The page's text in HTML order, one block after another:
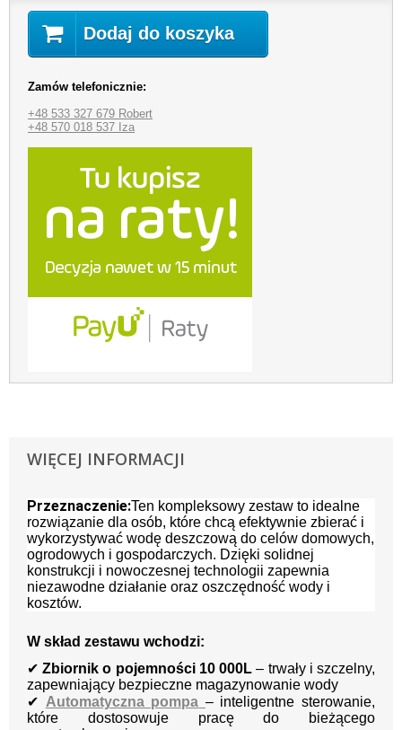
Dodaj do koszyka
Zamów telefonicznie:
+48 533 327 679 Robert
+48 570 018 537 Iza
WIĘCEJ INFORMACJI
Przeznaczenie:Ten kompleksowy zestaw to idealne
rozwiązanie dla osób, które chcą efektywnie zbierać i
wykorzystywać wodę deszczową do celów domowych,
ogrodowych i gospodarczych. Dzięki solidnej
konstrukcji i nowoczesnej technologii zapewnia
niezawodne działanie oraz oszczędność wody i
kosztów.
W skład zestawu wchodzi:
✔Zbiornik o pojemności 10 000L – trwały i szczelny,
zapewniający bezpieczne magazynowanie wody
✔ Automatyczna pompa – inteligentne sterowanie,
które dostosowuje pracę do bieżącego